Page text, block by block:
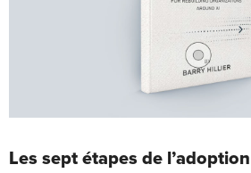
Les sept étapes de